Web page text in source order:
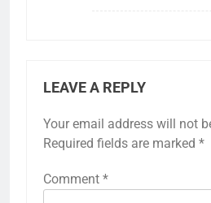
LEAVE A REPLY
Your email address will not
Required fields are marked *
Comment *